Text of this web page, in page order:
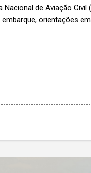
de Aviação
orientações